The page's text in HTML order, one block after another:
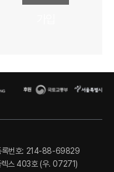
록번호: 214-88-69829
렉스 403호 (우. 07271)